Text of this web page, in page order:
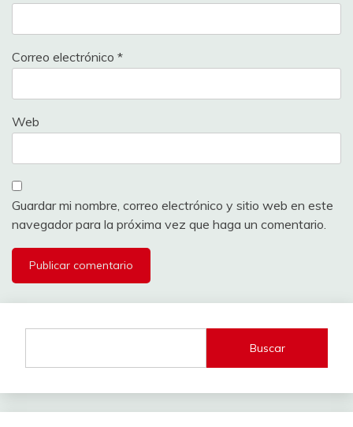
Correo electrónico *
Web
Guardar mi nombre, correo electrónico y sitio web en este
navegador para la próxima vez que haga un comentario.
Buscar